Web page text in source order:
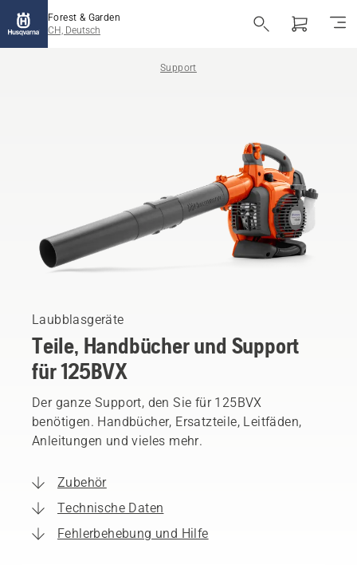
Forest & Garden
CH, Deutsch
Support
Laubblasgeräte
Teile, Handbücher und Support
für 125BVX
Der ganze Support, den Sie für 125BVX
benötigen. Handbücher, Ersatzteile, Leitfäden,
Anleitungen und vieles mehr.
Zubehör
Technische Daten
Fehlerbehebung und Hilfe